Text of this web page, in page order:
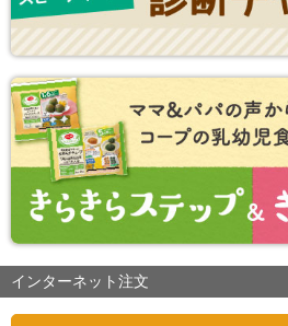
インターネット注文